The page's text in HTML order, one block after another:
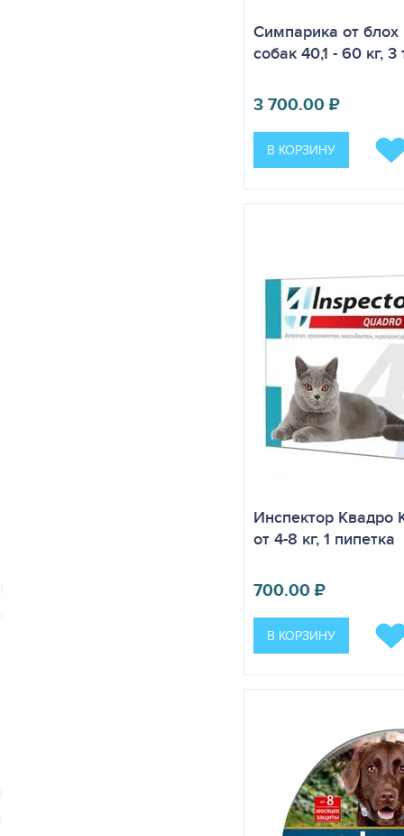
Симпарика от
собак 40,1 - 60 кг, 3
3 700.00₽
В КОРЗИНУ
Инспектор Квадро
от 4-8 кг, 1 пипетка
700.00₽
В КОРЗИНУ